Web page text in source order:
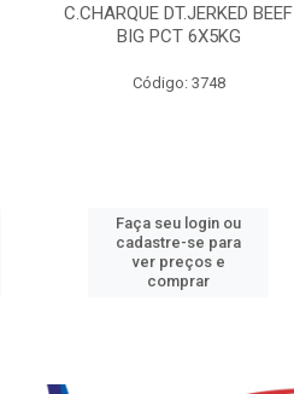
C.CHARQUE DT.JERKED BEEF
BIG PCT 6X5KG
Código: 3748
Faça seu login ou
cadastre-se para
ver preços e
comprar